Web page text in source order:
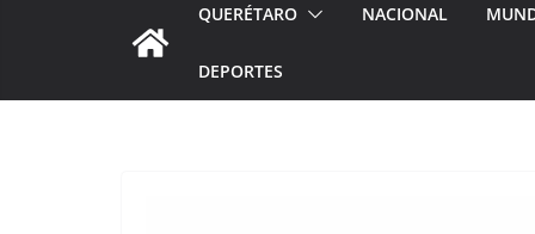
QUERÉTARO NACIONAL
DEPORTES